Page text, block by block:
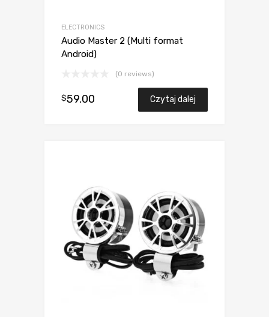
ELECTRONICS
Audio Master 2 (Multi format
Android)
(0 reviews)
$59.00 Czytaj dalej